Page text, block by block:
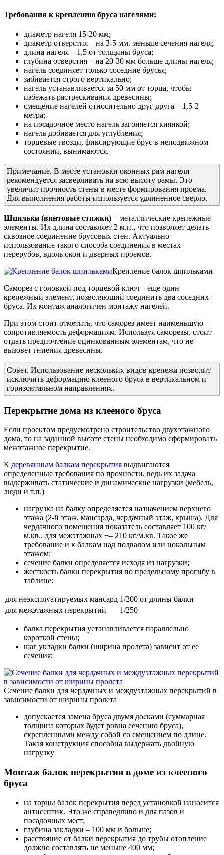
Требования к креплению бруса нагелями:
диаметр нагеля 15-20 мм;
диаметр отверстия – на 3-5 мм. меньше сечения нагеля;
длина нагеля – 1,5 от толщины бруса;
глубина отверстия – на 20-30 мм больше длины нагеля;
нагель соединяет только соседние брусья;
забивается строго вертикально;
нагель устанавливается за 50 мм от торца, чтобы
избежать растрескивания древесины;
смещение нагелей относительно друг друга – 1,5-2
метра;
на посадочное место нагель загоняется киянкой;
нагель добивается для углубления;
торцевые гвозди, фиксирующие брус в неподвижном
состоянии, вынимаются.
Примечание. В месте установки оконных рам нагели
рекомендуется засверливать на всю высоту рамы. Это
увеличит прочность стены в месте формирования проема.
Для выполнения работы используется удлиненное сверло.
Шпильки (винтовые стяжки) – металлические крепежные
элементы. Их длина составляет 2 м.п., что позволяет делать
сквозное соединение брусовых стен. Актуально
использование такого способа соединения в местах
перерубов, вдоль окон и дверных проемов.
Крепление балок шпильками
Саморез с головкой под торцевой ключ – еще один
крепежный элемент, позволяющий соединить два соседних
бруса. Их монтаж аналогичен монтажу нагелей.
При этом стоит отметить, что саморез имеет наименьшую
сопротивляемость деформациям. Используя саморезы, стоит
отдать предпочтение оцинкованным элементам, что не
вызовет гниения древесины.
Совет. Использование нескольких видов крепежа позволит
исключить деформацию клееного бруса в вертикальном и
горизонтальном направлениях.
Перекрытие дома из клееного бруса
Если проектом предусмотрено строительство двухэтажного
дома, то на заданной высоте стены необходимо сформировать
межэтажное перекрытие.
К деревянным балкам перекрытия выдвигаются
определенные требования по прочности, ведь их задача
выдерживать статические и динамические нагрузки (мебель,
люди и т.п.)
нагрузка на балку определяется назначением верхнего
этажа (2-й этаж, мансарда, чердачный этаж, крыша). Для
чердачного помещения показатель составляет 100 кг/
м.кв., для межэтажных ¬– 210 кг/м.кв. Такое же
требование и к балкам над подвалом или цокольным
этажом;
сечение балки определяется исходя из нагрузки;
жесткость балки перекрытия по предельному прогибу в
таблице:
для неэксплуатируемых мансард 1/200 от длины балки
для межэтажных перекрытий
1/250
балка перекрытия устанавливается параллельно
короткой стены;
шаг укладки балки (ширина пролета) зависит от ее
сечения;
Сечение балки для чердачных и междуэтажных перекрытий в
зависимости от ширины пролета
допускается замена бруса двумя досками (суммарная
толщина которых будет ровна сечению бруса),
скрепленными между собой со смещением по длине.
Такая конструкция способна выдержать двойную
нагрузку
Монтаж балок перекрытия в доме из клееного
бруса
на торцы балок перекрытия перед установкой наносится
антисептик. Это же справедливо и для пазов и
посадочных мест;
глубина закладки – 100 мм и больше;
расстояние от балки перекрытия до трубы отопление
должно составлять не меньше 400 мм;